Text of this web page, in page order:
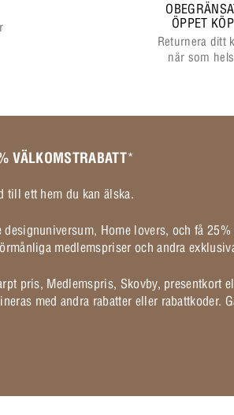
ÖPPET KÖP
Returnera ditt
när som
VÄLKOMSTRABATT*
till ett hem du kan älska.
Home lovers, och få
medlemspriser och andra
pris, Medlemspris, Skovby, presentkort
med andra rabatter eller rabattkoder.